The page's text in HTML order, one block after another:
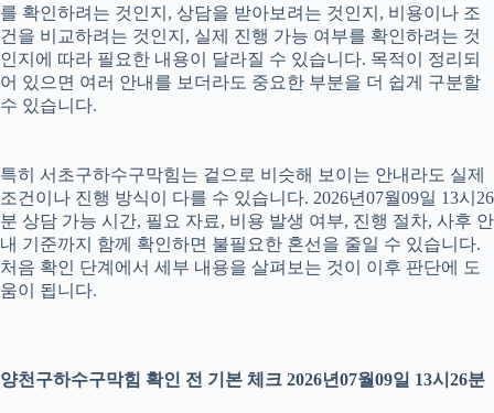
를 확인하려는 것인지, 상담을 받아보려는 것인지, 비용이나 조
건을 비교하려는 것인지, 실제 진행 가능 여부를 확인하려는 것
인지에 따라 필요한 내용이 달라질 수 있습니다. 목적이 정리되
어 있으면 여러 안내를 보더라도 중요한 부분을 더 쉽게 구분할
수 있습니다.
특히 서초구하수구막힘는 겉으로 비슷해 보이는 안내라도 실제
조건이나 진행 방식이 다를 수 있습니다. 2026년07월09일 13시26
분 상담 가능 시간, 필요 자료, 비용 발생 여부, 진행 절차, 사후 안
내 기준까지 함께 확인하면 불필요한 혼선을 줄일 수 있습니다.
처음 확인 단계에서 세부 내용을 살펴보는 것이 이후 판단에 도
움이 됩니다.
양천구하수구막힘 확인 전 기본 체크 2026년07월09일 13시26분